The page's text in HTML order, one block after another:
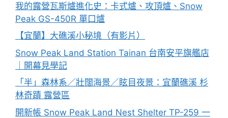
我的露營瓦斯爐進化史：卡式爐、攻頂爐、Snow
Peak GS-450R 單口爐
【宜蘭】大礁溪小秘境（有影片）
Snow Peak Land Station Tainan 台南安平旗艦店
｜開幕見學記
「半」森林系／壯闊海景／眩目夜景：宜蘭礁溪 杉
林奇蹟 露營區
開新帳 Snow Peak Land Nest Shelter TP-259 一